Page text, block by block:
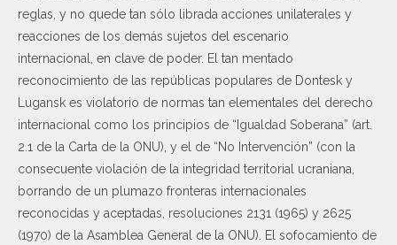
reglas, y no quede tan sólo librada acciones unilaterales y
reacciones de los demás sujetos del escenario
internacional, en clave de poder. El tan mentado
reconocimiento de las repúblicas populares de Dontesk y
Lugansk es violatorio de normas tan elementales del derecho
internacional como los principios de “Igualdad Soberana” (art.
2.1 de la Carta de la ONU), y el de “No Intervención” (con la
consecuente violación de la integridad territorial ucraniana,
borrando de un plumazo fronteras internacionales
reconocidas y aceptadas, resoluciones 2131 (1965) y 2625
(1970) de la Asamblea General de la ONU). El sofocamiento de